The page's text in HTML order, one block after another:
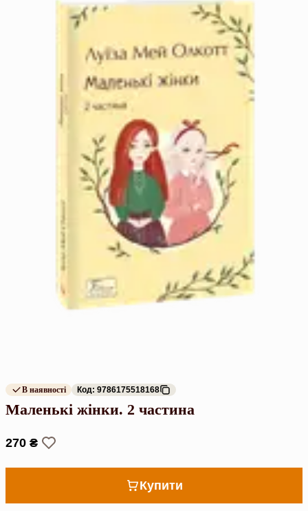
В наявності Код: 9786175518168
Маленькі жінки. 2 частина
270 ₴
Купити